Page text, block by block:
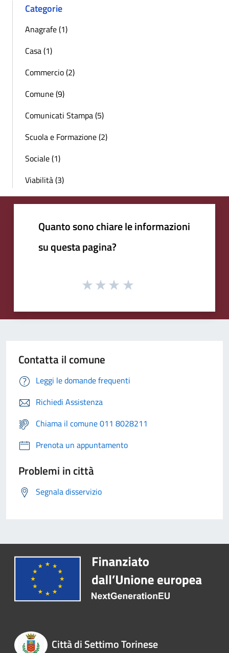
Categorie
Anagrafe (1)
Casa (1)
Commercio (2)
Comune (9)
Comunicati Stampa (5)
Scuola e Formazione (2)
Sociale (1)
Viabilità (3)
Quanto sono chiare le informazioni
su questa pagina?
Contatta il comune
Leggi le domande frequenti
Richiedi Assistenza
Chiama il comune 011 8028211
Prenota un appuntamento
Problemi in città
Segnala disservizio
Città di Settimo Torinese